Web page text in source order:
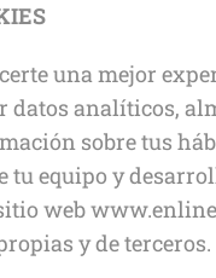
una mejor
datos analíticos,
sobre tus
tu equipo y
web
y de terceros.